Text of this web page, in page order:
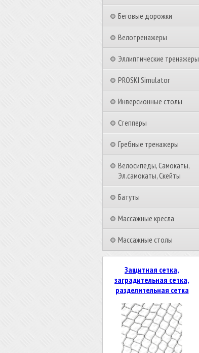
Беговые дорожки
Велотренажеры
Эллиптические тренажеры
PROSKI Simulator
Инверсионные столы
Степперы
Гребные тренажеры
Велосипеды, Самокаты,
Эл.самокаты, Скейты
Батуты
Массажные кресла
Массажные столы
Защитная сетка,
заградительная сетка,
разделительная сетка